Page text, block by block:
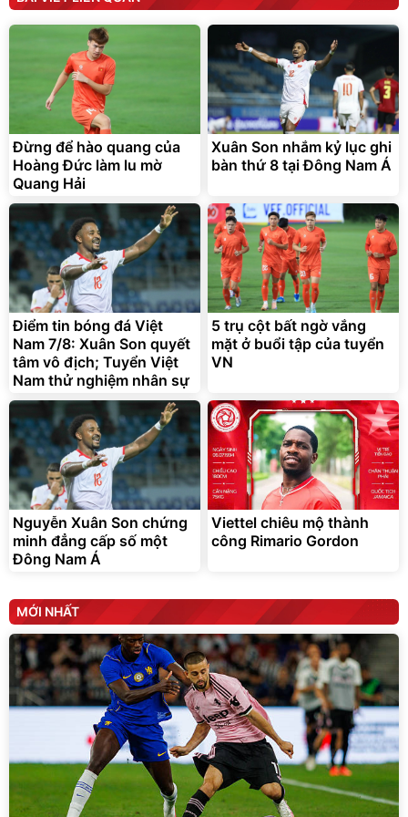
190.000đ
138.330đ
3.000.000
2.200.000đ
Flash Sale
Unmute
Vali Bamozo Khung Nhôm
9066 Size 20/24/28 Cao
đ
825.000đ
Flash Sale
Lót ghế ôtô, nâng lưng
chống nóng giúp thoải mái
trong di chuyển
295.000 đ
Đã bán nhiều
Đừng để hào quang của
Hoàng Đức làm lu mờ
Quang Hải
Xuân Son nhắm kỷ lục ghi
bàn thứ 8 tại Đông Nam Á
Điểm tin bóng đá Việt
Nam 7/8: Xuân Son quyết
tâm vô địch; Tuyển Việt
Nam thử nghiệm nhân sự
5 trụ cột bất ngờ vắng
mặt ở buổi tập của tuyển
VN
Nguyễn Xuân Son chứng
minh đẳng cấp số một
Đông Nam Á
Viettel chiêu mộ thành
công Rimario Gordon
MỚI NHẤT